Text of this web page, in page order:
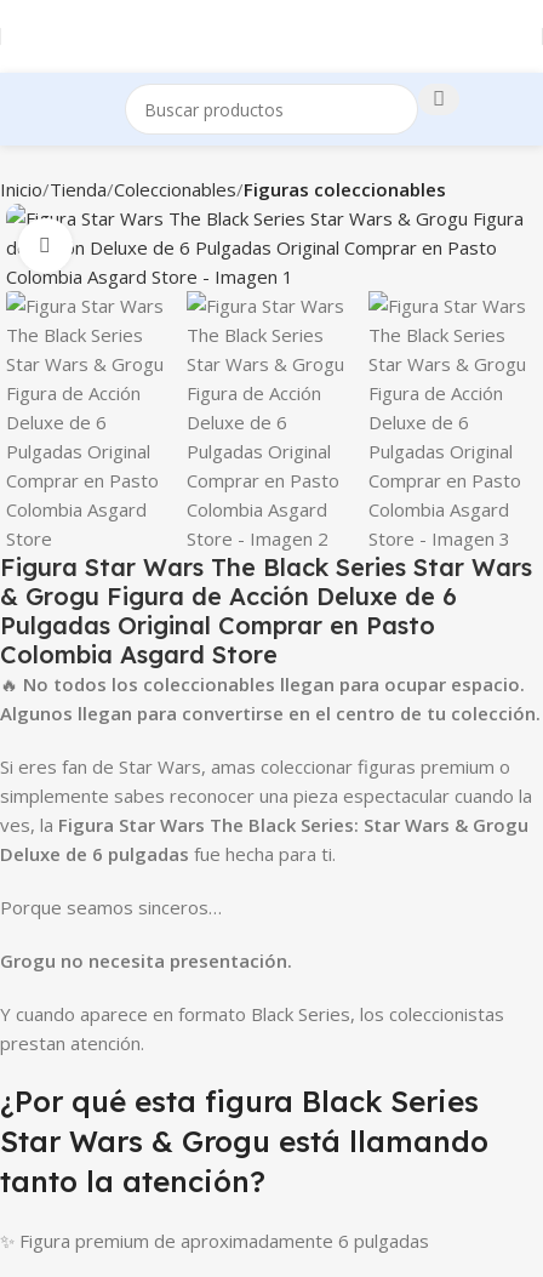
Inicio Tienda Coleccionables Figuras coleccionables
Clic para ampliar
Figura Star Wars The Black Series Star Wars
& Grogu Figura de Acción Deluxe de 6
Pulgadas Original Comprar en Pasto
Colombia Asgard Store
🔥 No todos los coleccionables llegan para ocupar espacio.
Algunos llegan para convertirse en el centro de tu colección.
Si eres fan de Star Wars, amas coleccionar figuras premium o
simplemente sabes reconocer una pieza espectacular cuando la
ves, la Figura Star Wars The Black Series: Star Wars & Grogu
Deluxe de 6 pulgadas fue hecha para ti.
Porque seamos sinceros…
Grogu no necesita presentación.
Y cuando aparece en formato Black Series, los coleccionistas
prestan atención.
¿Por qué esta figura Black Series
Star Wars & Grogu está llamando
tanto la atención?
✨ Figura premium de aproximadamente 6 pulgadas